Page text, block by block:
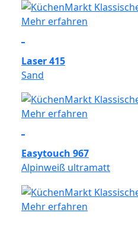
Mehr erfahren
Laser 415
Sand
Mehr erfahren
Easytouch 967
Alpinweiß ultramatt
Mehr erfahren